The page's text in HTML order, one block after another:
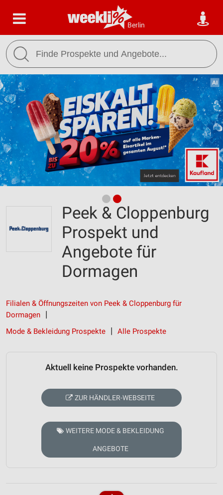
Berlin
Peek & Cloppenburg
Prospekt und
Angebote für
Dormagen
Filialen & Öffnungszeiten von Peek & Cloppenburg für
Dormagen
Mode & Bekleidung Prospekte
Alle Prospekte
Aktuell keine Prospekte vorhanden.
ZUR HÄNDLER-WEBSEITE
WEITERE MODE & BEKLEIDUNG
ANGEBOTE